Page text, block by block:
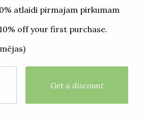
Krūšturis 852 Melns/Festivāls